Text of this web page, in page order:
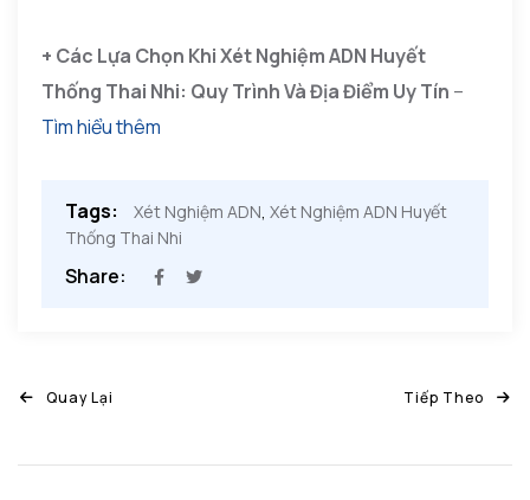
+ Các Lựa Chọn Khi Xét Nghiệm ADN Huyết
Thống Thai Nhi: Quy Trình Và Địa Điểm Uy Tín –
Tìm hiểu thêm
Tags: Xét Nghiệm ADN, Xét Nghiệm ADN Huyết
Thống Thai Nhi
Share:
Quay Lại Tiếp Theo